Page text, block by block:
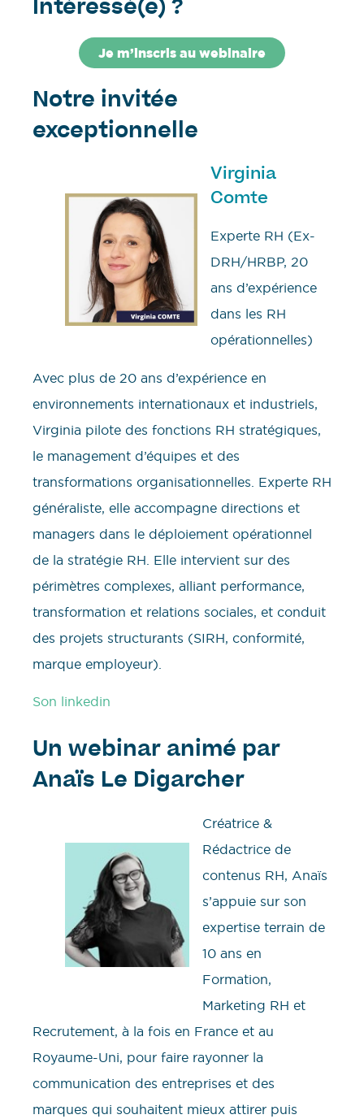
Intéressé(e) ?
Je m’inscris au webinaire
Notre invitée
exceptionnelle
Virginia
Comte
Experte RH (Ex-
DRH/HRBP, 20
ans d’expérience
dans les RH
opérationnelles)
Avec plus de 20 ans d’expérience en
environnements internationaux et industriels,
Virginia pilote des fonctions RH stratégiques,
le management d’équipes et des
transformations organisationnelles. Experte RH
généraliste, elle accompagne directions et
managers dans le déploiement opérationnel
de la stratégie RH. Elle intervient sur des
périmètres complexes, alliant performance,
transformation et relations sociales, et conduit
des projets structurants (SIRH, conformité,
marque employeur).
Son linkedin
Un webinar animé par
Anaïs Le Digarcher
Créatrice &
Rédactrice de
contenus RH, Anaïs
s’appuie sur son
expertise terrain de
10 ans en
Formation,
Marketing RH et
Recrutement, à la fois en France et au
Royaume-Uni, pour faire rayonner la
communication des entreprises et des
marques qui souhaitent mieux attirer puis